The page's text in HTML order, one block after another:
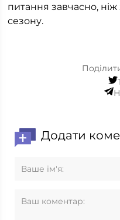
питання завчасно, ніж
сезону.
Додати